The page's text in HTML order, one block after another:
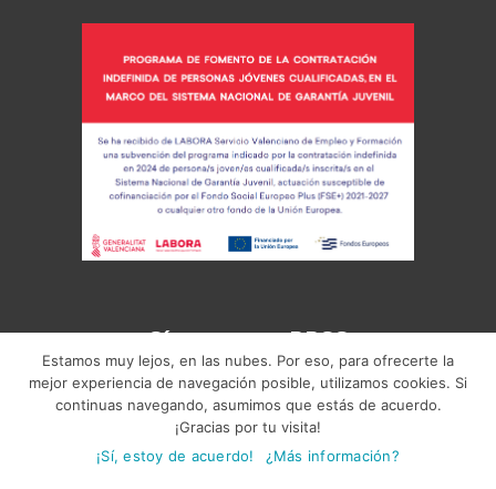
Síguenos en RRSS
Estamos muy lejos, en las nubes. Por eso, para ofrecerte la
mejor experiencia de navegación posible, utilizamos cookies. Si
continuas navegando, asumimos que estás de acuerdo.
¡Gracias por tu visita!
¡Sí, estoy de acuerdo!
¿Más información?